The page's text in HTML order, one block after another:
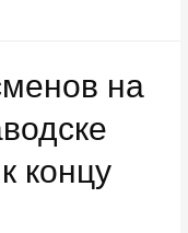
на
концу